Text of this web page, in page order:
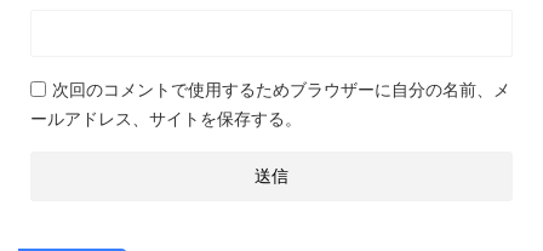
次回のコメントで使用するためブラウザーに自分の名前、メ
ールアドレス、サイトを保存する。